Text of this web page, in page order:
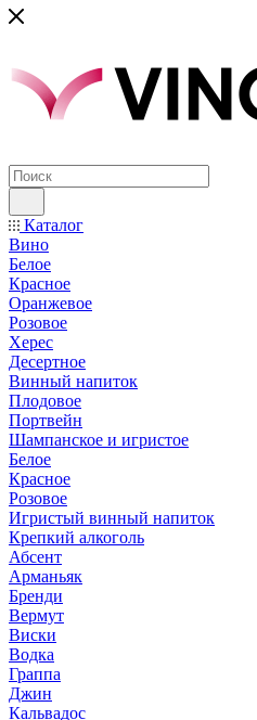
Каталог
Вино
Белое
Красное
Оранжевое
Розовое
Херес
Десертное
Винный напиток
Плодовое
Портвейн
Шампанское и игристое
Белое
Красное
Розовое
Игристый винный напиток
Крепкий алкоголь
Абсент
Арманьяк
Бренди
Вермут
Виски
Водка
Граппа
Джин
Кальвадос